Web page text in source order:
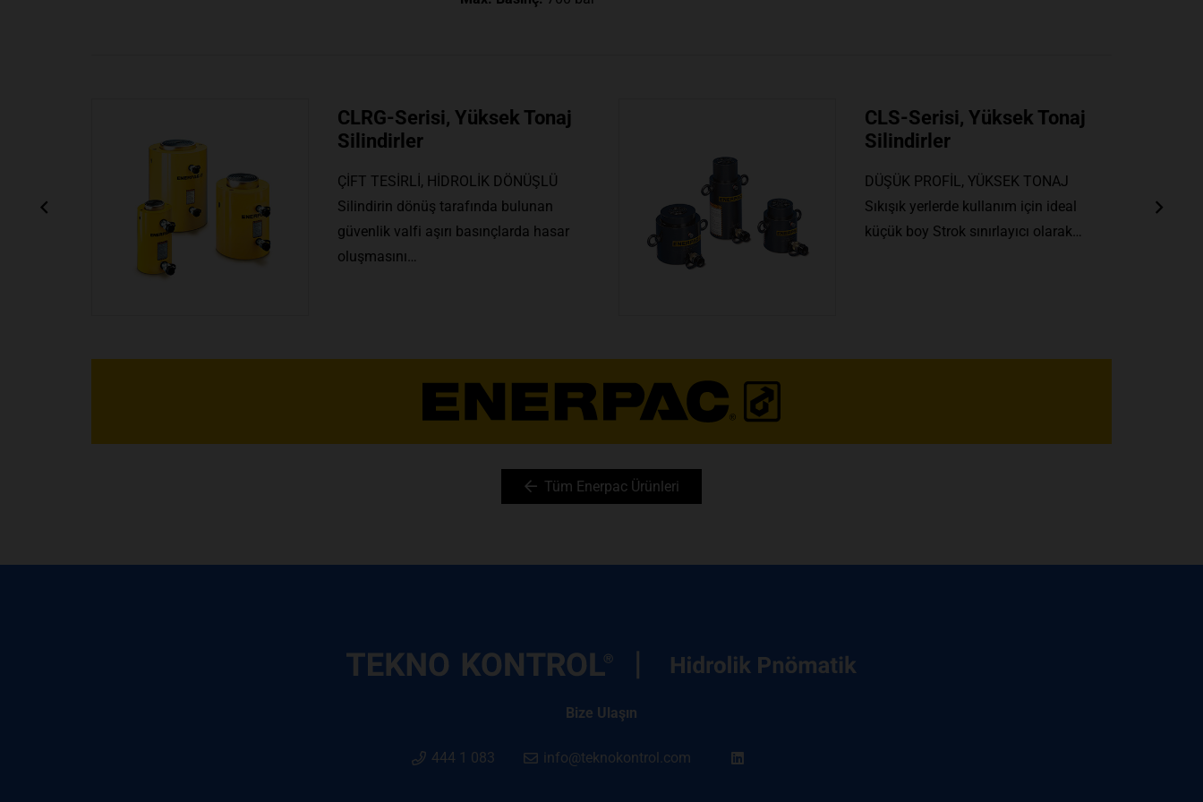
CLS-Serisi, Yüksek Tonaj
Silindirler
DÜŞÜK PROFİL, YÜKSEK TONAJ
Sıkışık yerlerde kullanım için ideal
küçük boy Strok sınırlayıcı olarak…
CLSG-Serisi, Yüksek Tonaj
Silindirler
TEK TESİRLİ, YÜK DÖNÜŞLÜ Mil
tutma halkası pistonun gövdeden
ayrılmasını engeller Mil toz keçesi…
Tüm Enerpac Ürünleri
Bize Ulaşın
444 1 083 info@teknokontrol.com